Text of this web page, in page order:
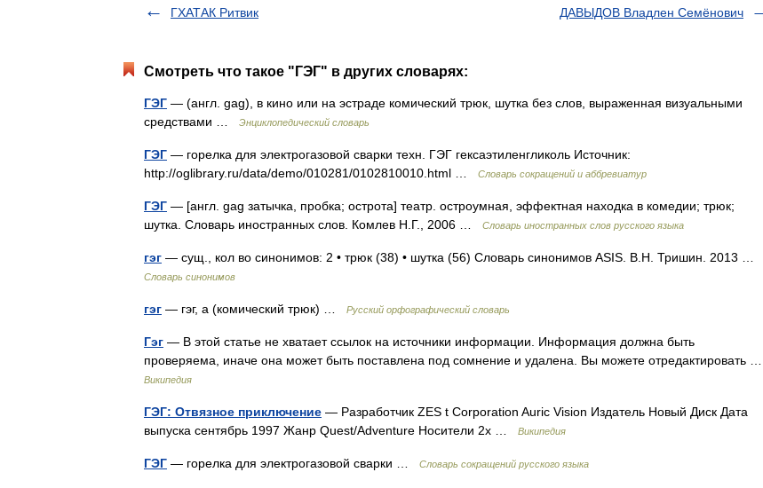
ГХАТАК Ритвик ДАВЫДОВ Владлен Семёнович
Смотреть что такое "ГЭГ" в других словарях:
ГЭГ — (англ. gag), в кино или на эстраде комический трюк, шутка без слов, выраженная визуальными
средствами …
Энциклопедический словарь
ГЭГ — горелка для электрогазовой сварки техн. ГЭГ гексаэтиленгликоль Источник:
http://oglibrary.ru/data/demo/010281/0102810010.html …
Словарь сокращений и аббревиатур
ГЭГ — [англ. gag затычка, пробка; острота] театр. остроумная, эффектная находка в комедии; трюк;
шутка. Словарь иностранных слов. Комлев Н.Г., 2006 …
Словарь иностранных слов русского языка
гэг — сущ., кол во синонимов: 2 • трюк (38) • шутка (56) Словарь синонимов ASIS. В.Н. Тришин. 2013 …
Словарь синонимов
гэг — гэг, а (комический трюк) … Русский орфографический словарь
Гэг — В этой статье не хватает ссылок на источники информации. Информация должна быть
проверяема, иначе она может быть поставлена под сомнение и удалена. Вы можете отредактировать …
Википедия
ГЭГ: Отвязное приключение — Разработчик ZES t Corporation Auric Vision Издатель Новый Диск Дата
выпуска сентябрь 1997 Жанр Quest/Adventure Носители 2x …
Википедия
ГЭГ — горелка для электрогазовой сварки … Словарь сокращений русского языка